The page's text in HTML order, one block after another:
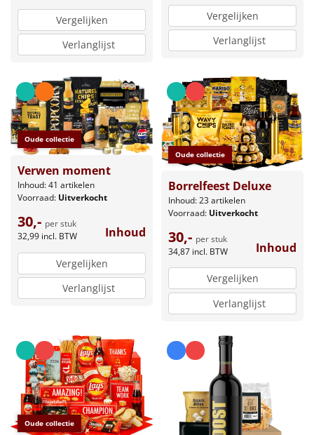
Vergelijken
Verlanglijst
Vergelijken
Verlanglijst
Oude collectie
Verwen moment
Inhoud: 41 artikelen
Voorraad: Uitverkocht
30,- per stuk
32,99 incl. BTW Inhoud
Vergelijken
Verlanglijst
Oude collectie
Borrelfeest Deluxe
Inhoud: 23 artikelen
Voorraad: Uitverkocht
30,- per stuk
34,87 incl. BTW Inhoud
Vergelijken
Verlanglijst
Oude collectie